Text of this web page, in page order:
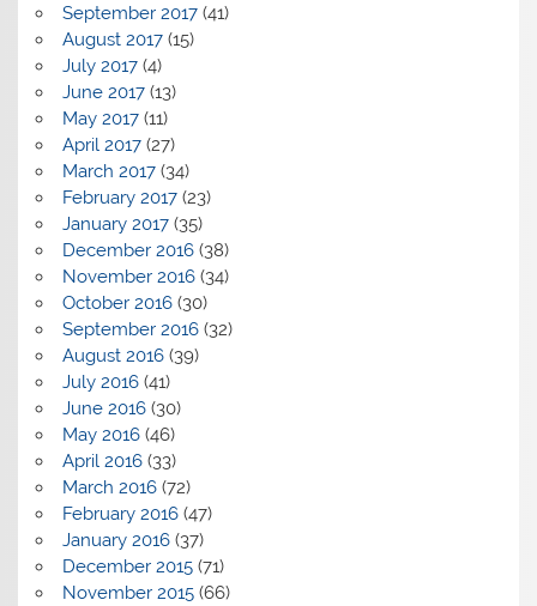
September 2017(41)
August 2017(15)
July 2017(4)
June 2017(13)
May 2017(11)
April 2017(27)
March 2017(34)
February 2017(23)
January 2017(35)
December 2016(38)
November 2016(34)
October 2016(30)
September 2016(32)
August 2016(39)
July 2016(41)
June 2016(30)
May 2016(46)
April 2016(33)
March 2016(72)
February 2016(47)
January 2016(37)
December 2015(71)
November 2015(66)